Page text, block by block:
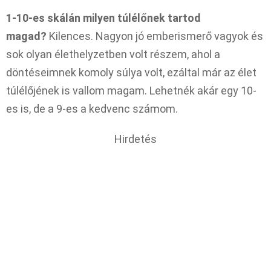
1-10-es skálán milyen túlélőnek tartod
magad? Kilences. Nagyon jó emberismerő vagyok és
sok olyan élethelyzetben volt részem, ahol a
döntéseimnek komoly súlya volt, ezáltal már az élet
túlélőjének is vallom magam. Lehetnék akár egy 10-
es is, de a 9-es a kedvenc számom.
Hirdetés